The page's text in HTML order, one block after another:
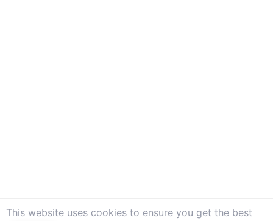
This website uses cookies to ensure you get the best